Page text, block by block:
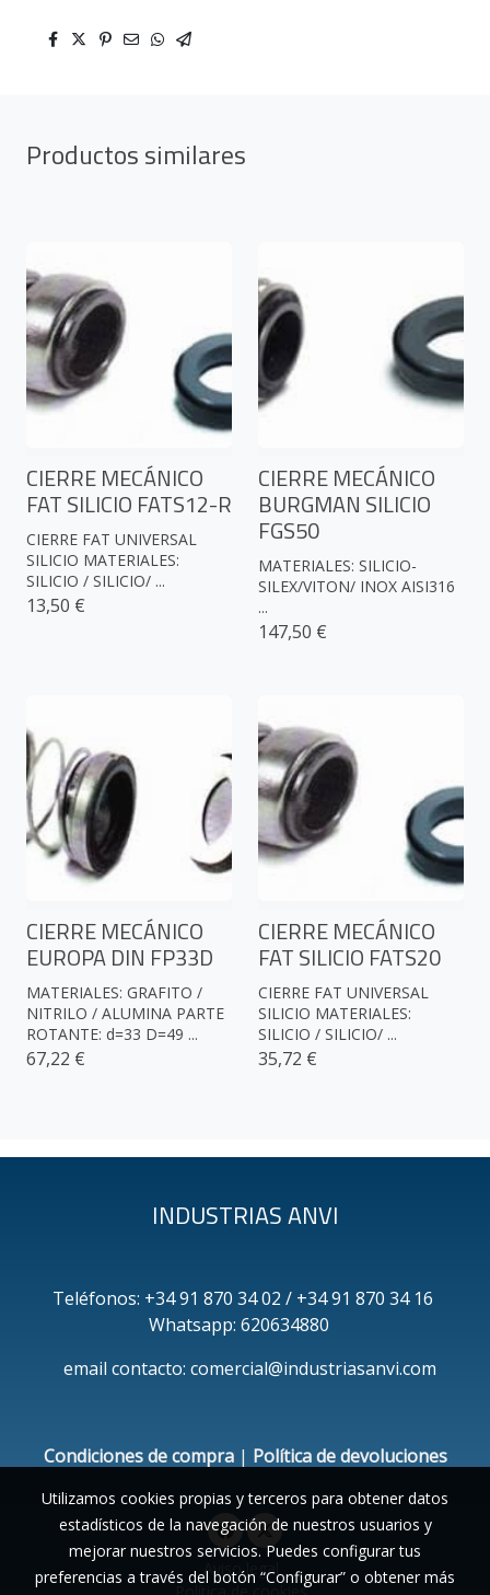
Productos similares
CIERRE MECÁNICO
FAT SILICIO FATS12-R
CIERRE FAT UNIVERSAL
SILICIO MATERIALES:
SILICIO / SILICIO/ ...
13,50 €
CIERRE MECÁNICO
BURGMAN SILICIO
FGS50
MATERIALES: SILICIO-
SILEX/VITON/ INOX AISI316
...
147,50 €
CIERRE MECÁNICO
EUROPA DIN FP33D
MATERIALES: GRAFITO /
NITRILO / ALUMINA PARTE
ROTANTE: d=33 D=49 ...
67,22 €
CIERRE MECÁNICO
FAT SILICIO FATS20
CIERRE FAT UNIVERSAL
SILICIO MATERIALES:
SILICIO / SILICIO/ ...
35,72 €
INDUSTRIAS ANVI
Teléfonos: +34 91 870 34 02 / +34 91 870 34 16
Whatsapp: 620634880
email contacto: comercial@industriasanvi.com
Condiciones de compra| Política de devoluciones
Aviso legal
Utilizamos cookies propias y terceros para obtener datos
estadísticos de la navegación de nuestros usuarios y
mejorar nuestros servicios. Puedes configurar tus
preferencias a través del botón “Configurar” o obtener más